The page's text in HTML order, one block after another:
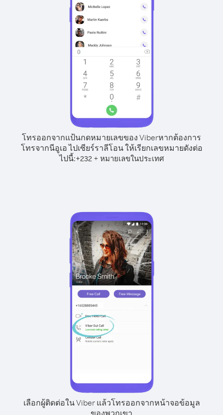
โทรออกจากแป้นกดหมายเลขของ Viberหากต้องการ
โทรจากนีอูเอ ไปเซียร์ราลีโอน ให้เรียกเลขหมายดังต่อ
ไปนี้:+232+ หมายเลขในประเทศ
เลือกผู้ติดต่อใน Viber แล้วโทรออกจากหน้าจอข้อมูล
ของพวกเขา